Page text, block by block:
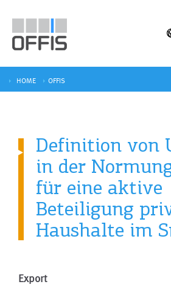
HOME OFFIS
Definition von
in der
für eine aktive
Beteiligung
Haushalte im
Export